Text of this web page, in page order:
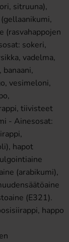
sitruuna),
(rasvahappojen
sokeri,
vadelma,
vesimeloni,
tiivisteet
- Ainesosat:
hapot
(arabikumi),
(E321).
happo